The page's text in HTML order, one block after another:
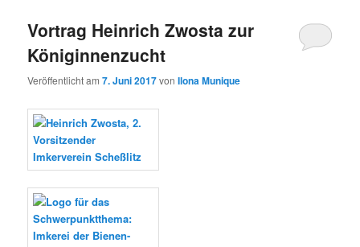
Vortrag Heinrich Zwosta zur
Königinnenzucht
Veröffentlicht am7. Juni 2017vonIlona Munique